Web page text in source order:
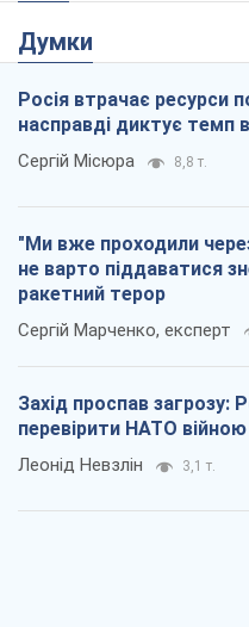
Думки
Росія втрачає ресурси
насправді диктує темп
Сергій Місюра 8,8 т.
"Ми вже проходили
не варто піддаватися
ракетний терор
Сергій Марченко, експерт
Захід проспав загрозу:
перевірити НАТО війною
Леонід Невзлін 3,1 т.